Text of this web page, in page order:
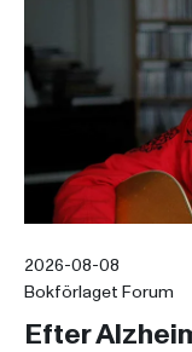
2026-08-08
Bokförlaget Forum
Efter